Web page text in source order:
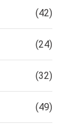
(42)
(24)
(32)
(49)